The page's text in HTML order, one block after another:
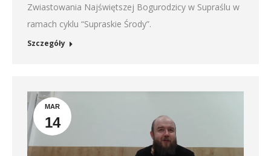
Zwiastowania Najświętszej Bogurodzicy w Supraślu w
ramach cyklu “Supraskie Środy”.
Szczegóły
MAR
14